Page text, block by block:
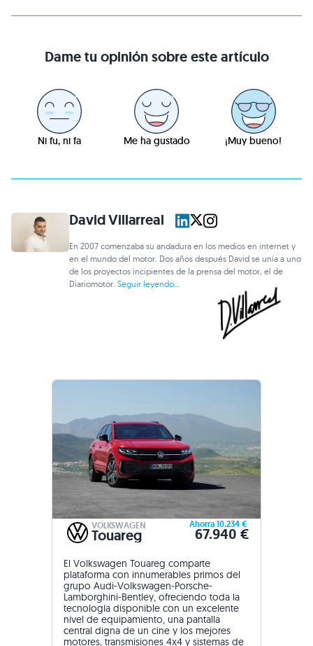
Dame tu opinión sobre este artículo
Ni fu, ni fa Me ha gustado ¡Muy bueno!
David Villarreal
En 2007 comenzaba su andadura en los medios en internet y
en el mundo del motor. Dos años después David se unía a uno
de los proyectos incipientes de la prensa del motor, el de
Diariomotor.Seguir leyendo...
VOLKSWAGEN
Touareg
Ahorra 10.234 €
67.940 €
El Volkswagen Touareg comparte
plataforma con innumerables primos del
grupo Audi-Volkswagen-Porsche-
Lamborghini-Bentley, ofreciendo toda la
tecnología disponible con un excelente
nivel de equipamiento, una pantalla
central digna de un cine y los mejores
motores, transmisiones 4x4 y sistemas de